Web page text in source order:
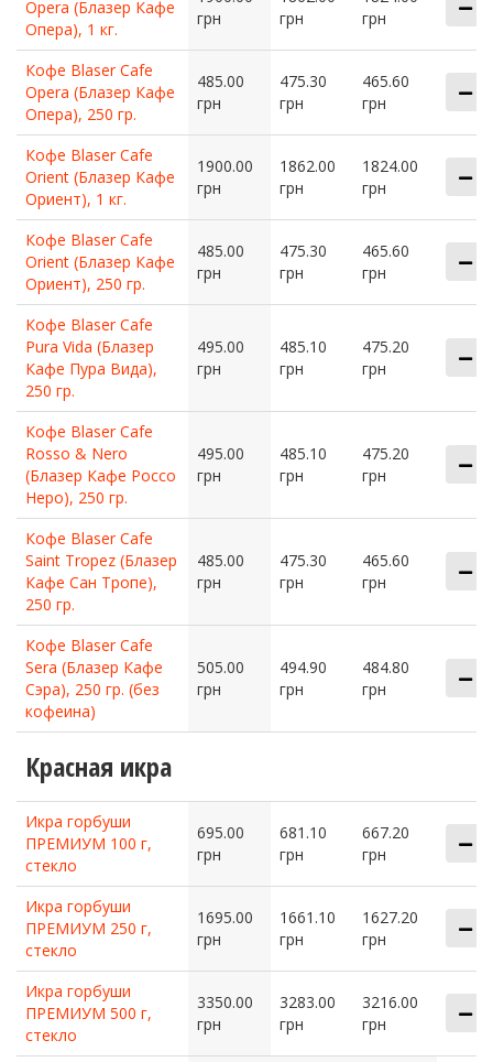
Opera (Блазер Кафе
Опера), 1 кг.
грн
грн
грн
Кофе Blaser Cafe
Opera (Блазер Кафе
Опера), 250 гр.
485.00
грн
475.30
грн
465.60
грн
Кофе Blaser Cafe
Orient (Блазер Кафе
Ориент), 1 кг.
1900.00
грн
1862.00
грн
1824.00
грн
Кофе Blaser Cafe
Orient (Блазер Кафе
Ориент), 250 гр.
485.00
грн
475.30
грн
465.60
грн
Кофе Blaser Cafe
Pura Vida (Блазер
Кафе Пура Вида),
250 гр.
495.00
грн
485.10
грн
475.20
грн
Кофе Blaser Cafe
Rosso & Nero
(Блазер Кафе Россо
Неро), 250 гр.
495.00
грн
485.10
грн
475.20
грн
Кофе Blaser Cafe
Saint Tropez (Блазер
Кафе Сан Тропе),
250 гр.
485.00
грн
475.30
грн
465.60
грн
Кофе Blaser Cafe
Sera (Блазер Кафе
Сэра), 250 гр. (без
кофеина)
505.00
грн
494.90
грн
484.80
грн
Красная икра
Икра горбуши
ПРЕМИУМ 100 г,
стекло
695.00
грн
681.10
грн
667.20
грн
Икра горбуши
ПРЕМИУМ 250 г,
стекло
1695.00
грн
1661.10
грн
1627.20
грн
Икра горбуши
ПРЕМИУМ 500 г,
стекло
3350.00
грн
3283.00
грн
3216.00
грн